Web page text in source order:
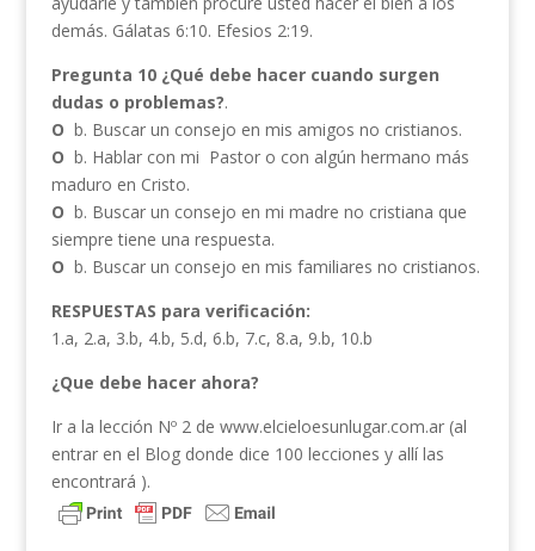
demás. Gálatas 6:10. Efesios 2:19.
Pregunta 10 ¿Qué debe hacer cuando surgen
dudas o problemas?.
O b. Buscar un consejo en mis amigos no cristianos.
O b. Hablar con mi Pastor o con algún hermano más
maduro en Cristo.
O b. Buscar un consejo en mi madre no cristiana que
siempre tiene una respuesta.
O b. Buscar un consejo en mis familiares no cristianos.
RESPUESTAS para verificación:
1.a, 2.a, 3.b, 4.b, 5.d, 6.b, 7.c, 8.a, 9.b, 10.b
¿Que debe hacer ahora?
Ir a la lección Nº 2 de www.elcieloesunlugar.com.ar (al
entrar en el Blog donde dice 100 lecciones y allí las
encontrará ).